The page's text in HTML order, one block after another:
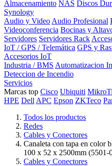
Almacenamiento NAS Discos
Synology
Audio y Video Audio Profesional
Videoconferencia Bocinas y
Servidores Servidores Rack
IoT / GPS / Telemática GPS y
Accesorios IoT
Industria / BMS Automatizacion
Deteccion de Incendio
Servicios
Marcas top Cisco Ubiquiti
HPE Dell APC Epson ZKTeco
Todos los productos
Redes
Cables y Conectores
Canaleta con tapa en color
100 x 52 x 2500mm (5501-
Cables y Conectores